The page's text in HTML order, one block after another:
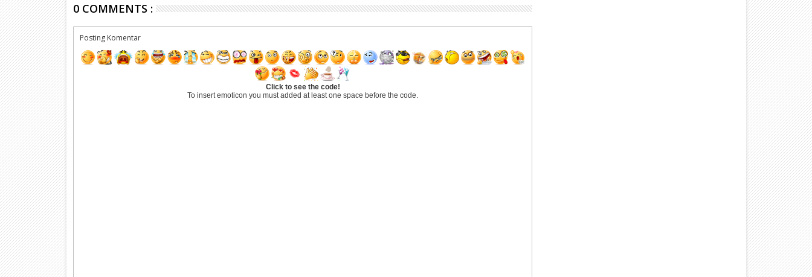
0 COMMENTS :
Posting Komentar
Click to see the code!
To insert emoticon you must added at least one space before the code.